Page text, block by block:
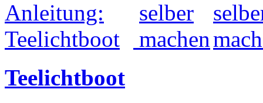
Teelichtboot